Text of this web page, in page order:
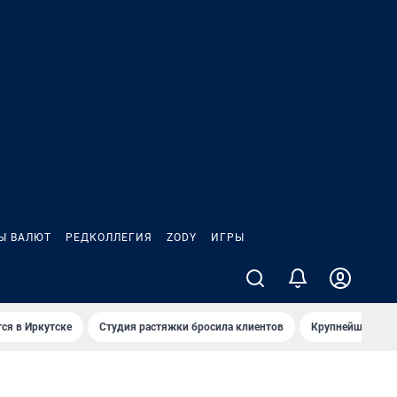
ВАЛЮТ РЕДКОЛЛЕГИЯ ZODY ИГРЫ
в Иркутске Студия растяжки бросила клиентов Крупнейшие